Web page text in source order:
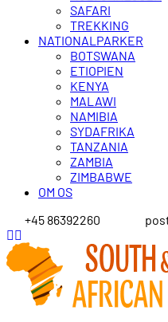
SAFARI
TREKKING
NATIONALPARKER
BOTSWANA
ETIOPIEN
KENYA
MALAWI
NAMIBIA
SYDAFRIKA
TANZANIA
ZAMBIA
ZIMBABWE
OM OS
+45 86392260